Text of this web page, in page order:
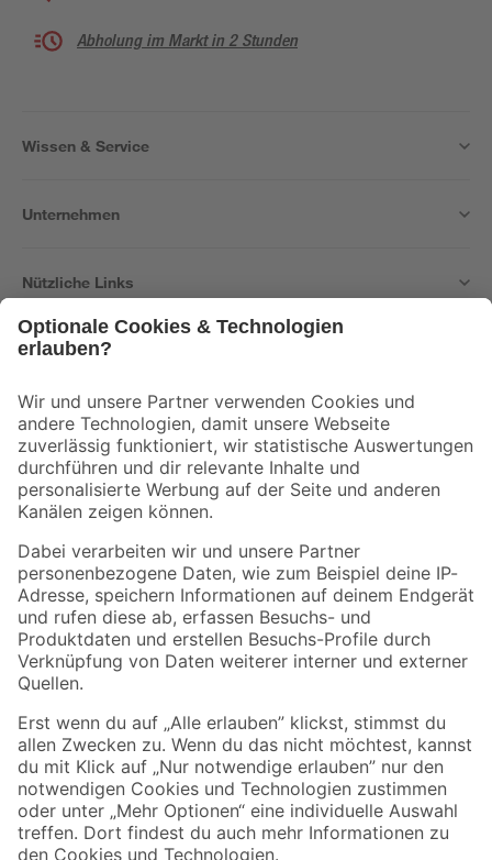
Abholung im Markt in 2 Stunden
Wissen & Service
Unternehmen
Nützliche Links
Der toom Newsletter: Keine Angebote und Aktionen mehr verpassen!
Zur Newsletter Anmeldung
Folge uns
Zahlungsarten Versandarten
Sicher einkaufen
Jetzt die toom-App herunterladen